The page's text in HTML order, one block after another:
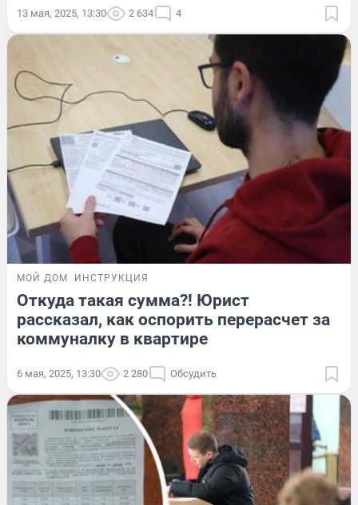
13 мая, 2025, 13:30 2 634 4
МОЙ ДОМ ИНСТРУКЦИЯ
Откуда такая сумма?! Юрист
рассказал, как оспорить перерасчет за
коммуналку в квартире
6 мая, 2025, 13:30 2 280 Обсудить